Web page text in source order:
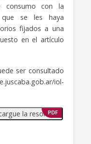
consumo con la
que se les haya
fijados a una
en el artículo
ser consultado
iol-
la resolución
PDF